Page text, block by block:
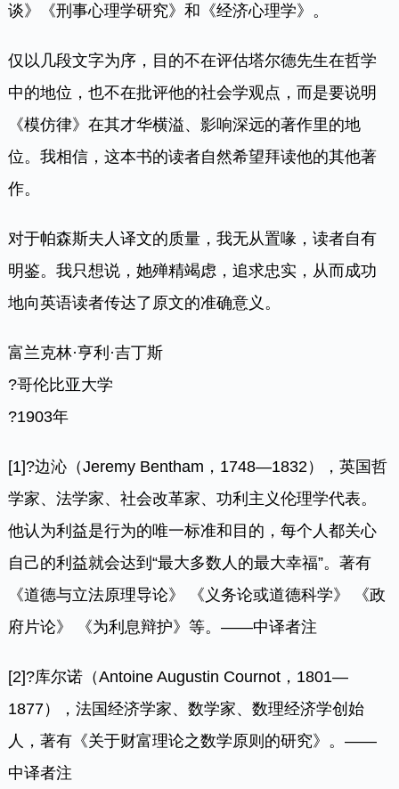
谈》《刑事心理学研究》和《经济心理学》。
仅以几段文字为序，目的不在评估塔尔德先生在哲学
中的地位，也不在批评他的社会学观点，而是要说明
《模仿律》在其才华横溢、影响深远的著作里的地
位。我相信，这本书的读者自然希望拜读他的其他著
作。
对于帕森斯夫人译文的质量，我无从置喙，读者自有
明鉴。我只想说，她殚精竭虑，追求忠实，从而成功
地向英语读者传达了原文的准确意义。
富兰克林·亨利·吉丁斯
?哥伦比亚大学
?1903年
[1]?边沁（Jeremy Bentham，1748—1832），英国哲
学家、法学家、社会改革家、功利主义伦理学代表。
他认为利益是行为的唯一标准和目的，每个人都关心
自己的利益就会达到“最大多数人的最大幸福”。著有
《道德与立法原理导论》 《义务论或道德科学》 《政
府片论》 《为利息辩护》等。——中译者注
[2]?库尔诺（Antoine Augustin Cournot，1801—
1877），法国经济学家、数学家、数理经济学创始
人，著有《关于财富理论之数学原则的研究》。——
中译者注